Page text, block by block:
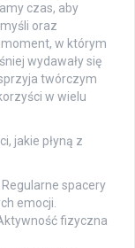
czas, aby
oraz
w którym
wydawały się
twórczym
w wielu
jakie płyną z
Regularne spacery
emocji.
fizyczna